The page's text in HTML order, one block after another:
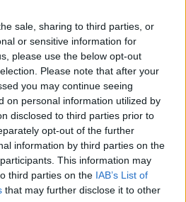
sale, sharing to third parties, or
or sensitive information for
please use the below opt-out
Please note that after your
you may continue seeing
on personal information utilized by
disclosed to third parties prior to
opt-out of the further
information by third parties on the
This information may
third parties on the IAB’s List of
that may further disclose it to other
misión tripulada que
1966:
la sonda espacial Luna
toma muestras del suelo
hasta el 27-12-
1937: